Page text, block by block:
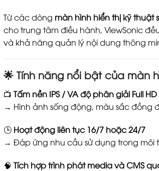
Từ các dòng màn hình hiển thị kỹ thuật
cho trung tâm điều hành, ViewSonic
và khả năng quản lý nội dung thông
🌟 Tính năng nổi bật của màn
📺 Tấm nền IPS / VA độ phân giải Full
→ Hình ảnh sống động, màu sắc đồng
🕒 Hoạt động liên tục 16/7 hoặc 24/7
→ Đáp ứng nhu cầu sử dụng trong môi
🧠 Tích hợp trình phát media và CMS